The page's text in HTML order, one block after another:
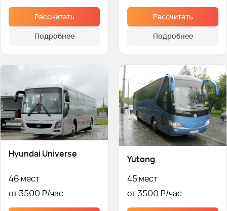
Рассчитать
Подробнее
Рассчитать
Подробнее
Hyundai Universe
46 мест
от 3500 ₽
Yutong
45 мест
от 3500 ₽